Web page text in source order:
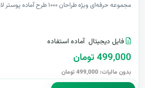
مجموعه حرفه‌ای ویژه طراحان ۱۰۰۰ طرح آماده پوستر لایه‌باز فتوشاپ ..
فایل دیجیتال آماده استفاده
499,000 تومان
بدون مالیات: 499,000 تومان